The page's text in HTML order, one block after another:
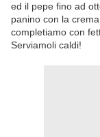
ed il pepe fino ad
panino con la
completiamo con
Serviamoli caldi!